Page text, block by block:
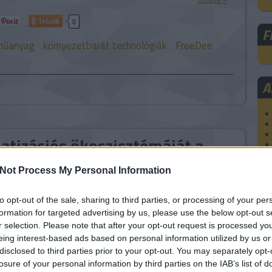
Process My Personal Information
opt-out of the sale, sharing to third parties, or processing of your
for targeted advertising by us, please use the below opt-out
selection. Please note that after your opt-out request is processed
interest-based ads based on personal information utilized by us
to third parties prior to your opt-out. You may separately
of your personal information by third parties on the IAB’s list of
Tetszik 0
környezetbarát technológiák
FreeDee
ökoszisztémáját a
elektronika éves legnagyobb seregszemléjén, a január
hagyományosan Las Vegasban rendezett CES
a Formlabs három új terméket mutatott be. A
Fleet Control és a High Volume Resin System együtt
Automation Ecosystemet. Az…